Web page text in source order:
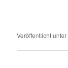
Veröffentlicht unter